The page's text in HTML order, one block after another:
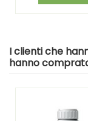
I clienti che
hanno